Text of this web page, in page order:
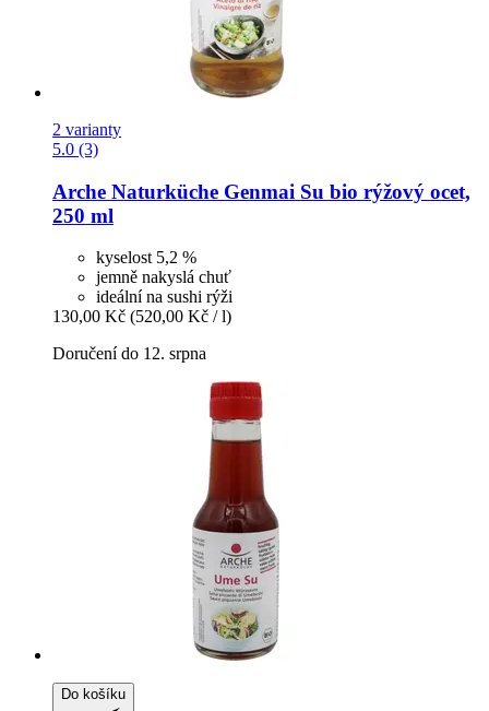
2 varianty
5.0 (3)
Arche Naturküche Genmai Su bio rýžový ocet,
250 ml
kyselost 5,2 %
jemně nakyslá chuť
ideální na sushi rýži
130,00 Kč (520,00 Kč / l)
Doručení do 12. srpna
Do košíku